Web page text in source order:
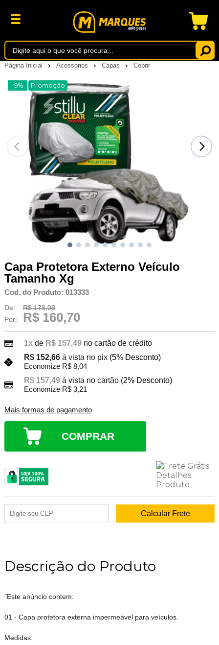
Página Inicial Acessórios Capas Cobrir
-9% Promoção
Capa Protetora Externo Veículo
Tamanho Xg
Cod. do Produto: 013333
De:
R$ 178,08
Por:
R$ 160,70
1xde R$ 157,49 no cartão de crédito
R$ 152,66 à vista no pix (5% Desconto)
Economize R$ 8,04
R$ 157,49 à vista no cartão (2% Desconto)
Economize R$ 3,21
Mais formas de pagamento
COMPRAR
Descrição do Produto
"Este anúncio contem:
01 - Capa protetora externa impermeável para veículos.
Medidas: